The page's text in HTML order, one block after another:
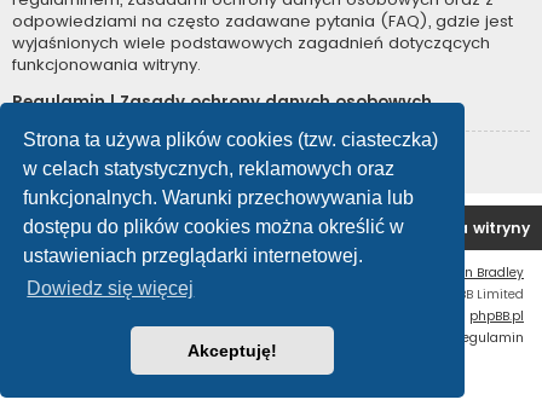
Strona ta używa plików cookies (tzw. ciasteczka)
w celach statystycznych, reklamowych oraz
funkcjonalnych. Warunki przechowywania lub
dostępu do plików cookies można określić w
ustawieniach przeglądarki internetowej.
Dowiedz się więcej
Akceptuję!
odpowiedziami na często zadawane pytania (FAQ), gdzie jest
wyjaśnionych wiele podstawowych zagadnień dotyczących
funkcjonowania witryny.
Regulamin|Zasady ochrony danych osobowych
Zarejestruj się
Forum OC PL Strona główna Usuń ciasteczka witryny
Ian Bradley
Technologię dostarcza
® Forum Software © phpBB Limited
phpBB.pl
Regulamin